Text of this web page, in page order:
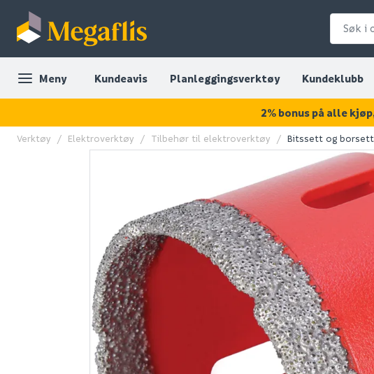
Meny Kundeavis Planleggingsverktøy Kundeklubb
Rubi drygres
diamanttørrbor
ø75mm
Rubi tannsparkel t10
28 cm
Verktøy Elektroverktøy Tilbehør til elektroverktøy Bitssett og borsett
2% bonus på alle